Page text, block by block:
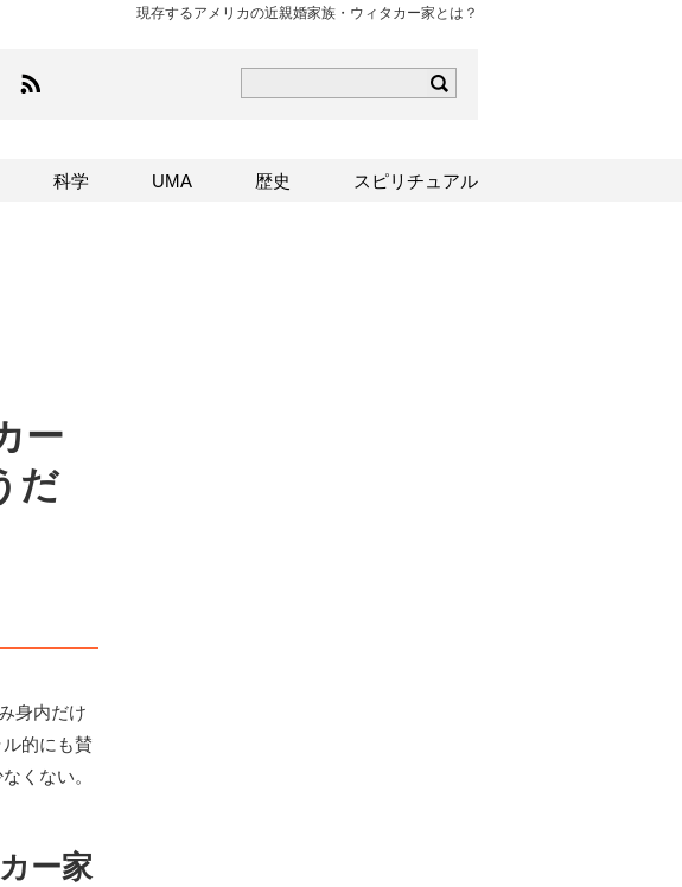
現存するアメリカの近親婚家族・ウィタカー家とは？
のFacebookはこちら
TOCANAのinstagramはこちら
ー
だ
身内だけ
的にも賛
くない。
ー家
科学 UMA 歴史 スピリチュアル